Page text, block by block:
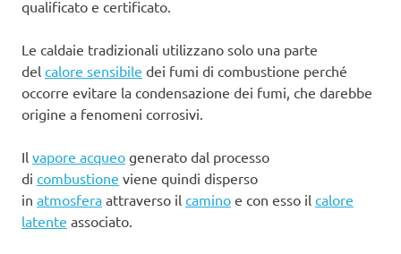
qualificato e certificato.
Le caldaie tradizionali utilizzano solo una parte
del calore sensibile dei fumi di combustione perché
occorre evitare la condensazione dei fumi, che darebbe
origine a fenomeni corrosivi.
Il vapore acqueo generato dal processo
di combustione viene quindi disperso
in atmosfera attraverso il camino e con esso il calore
latente associato.